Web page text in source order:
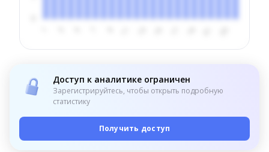
Доступ к аналитике ограничен
Зарегистрируйтесь, чтобы открыть подробную
статистику
Получить доступ